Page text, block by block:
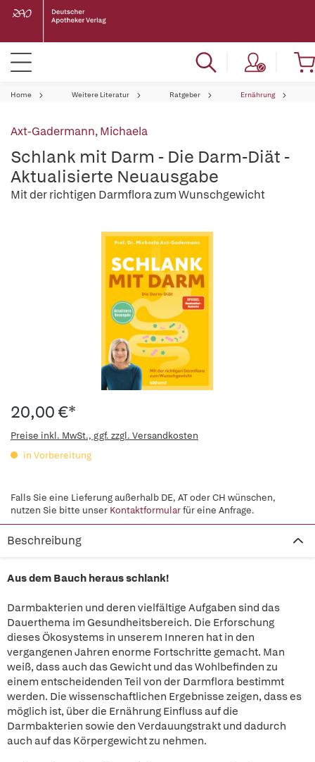
Home Weitere Literatur Ratgeber Ernährung
Axt-Gadermann, Michaela
Schlank mit Darm - Die Darm-Diät -
Aktualisierte Neuausgabe
Mit der richtigen Darmflora zum Wunschgewicht
20,00 €*
Preise inkl. MwSt., ggf. zzgl. Versandkosten
in Vorbereitung
Falls Sie eine Lieferung außerhalb DE, AT oder CH wünschen,
nutzen Sie bitte unser Kontaktformularfür eine Anfrage.
Beschreibung
Aus dem Bauch heraus schlank!
Darmbakterien und deren vielfältige Aufgaben sind das
Dauerthema im Gesundheitsbereich. Die Erforschung
dieses Ökosystems in unserem Inneren hat in den
vergangenen Jahren enorme Fortschritte gemacht. Man
weiß, dass auch das Gewicht und das Wohlbefinden zu
einem entscheidenden Teil von der Darmflora bestimmt
werden. Die wissenschaftlichen Ergebnisse zeigen, dass es
möglich ist, über die Ernährung Einfluss auf die
Darmbakterien sowie den Verdauungstrakt und dadurch
auch auf das Körpergewicht zu nehmen.